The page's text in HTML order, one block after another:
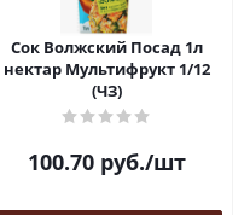
Сок Волжский Посад 1л
нектар Мультифрукт 1/12
(ЧЗ)
100.70руб./шт